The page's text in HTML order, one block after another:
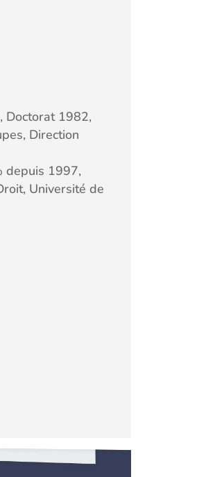
Doctorat 1982,
Direction
depuis 1997,
Université de